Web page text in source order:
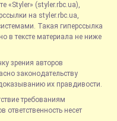
«Styler» (styler.rbc.ua),
на styler.rbc.ua,
Такая гиперссылка
в тексте материала не ниже
зрения авторов
законодательству
их правдивости.
требованиям
ответственность несет